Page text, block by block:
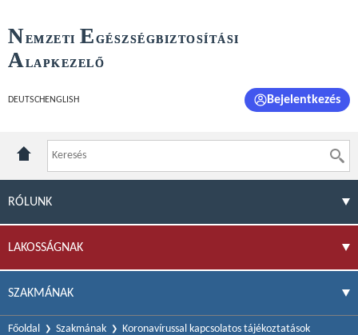
NEMZETI E GÉSZSÉGBIZTOSÍTÁSI
ALAPKEZELŐ
DEUTSCH ENGLISH Bejelentkezés
RÓLUNK
LAKOSSÁGNAK
SZAKMÁNAK
Főoldal Szakmának Koronavírussal kapcsolatos tájékoztatások